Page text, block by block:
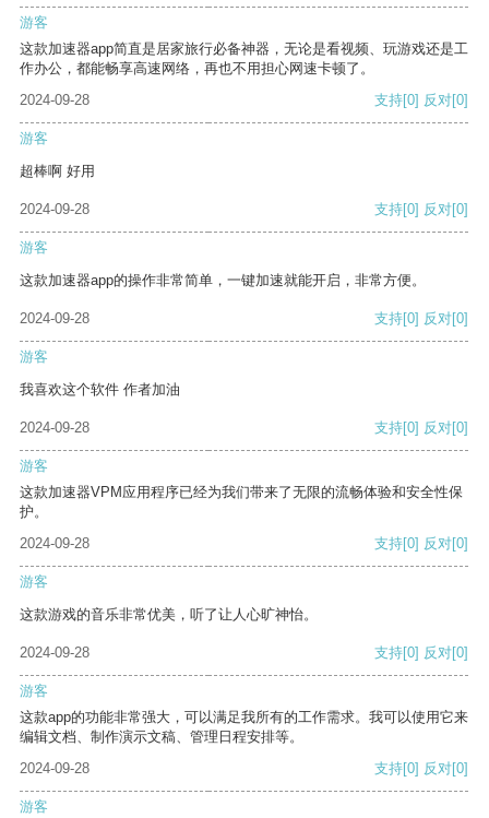
游客
这款加速器app简直是居家旅行必备神器，无论是看视频、玩游戏还是工
作办公，都能畅享高速网络，再也不用担心网速卡顿了。
2024-09-28
支持[0] 反对[0]
游客
超棒啊 好用
2024-09-28 支持[0] 反对[0]
游客
这款加速器app的操作非常简单，一键加速就能开启，非常方便。
2024-09-28 支持[0] 反对[0]
游客
我喜欢这个软件 作者加油
2024-09-28 支持[0] 反对[0]
游客
这款加速器VPM应用程序已经为我们带来了无限的流畅体验和安全性保
护。
2024-09-28
支持[0] 反对[0]
游客
这款游戏的音乐非常优美，听了让人心旷神怡。
2024-09-28 支持[0] 反对[0]
游客
这款app的功能非常强大，可以满足我所有的工作需求。我可以使用它来
编辑文档、制作演示文稿、管理日程安排等。
2024-09-28
支持[0] 反对[0]
游客